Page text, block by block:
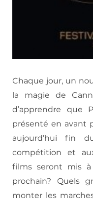
Chaque jour, un
la magie de
d’apprendre que
présenté en avant
aujourd’hui fin
compétition et
films seront mis à
prochain? Quels
monter les